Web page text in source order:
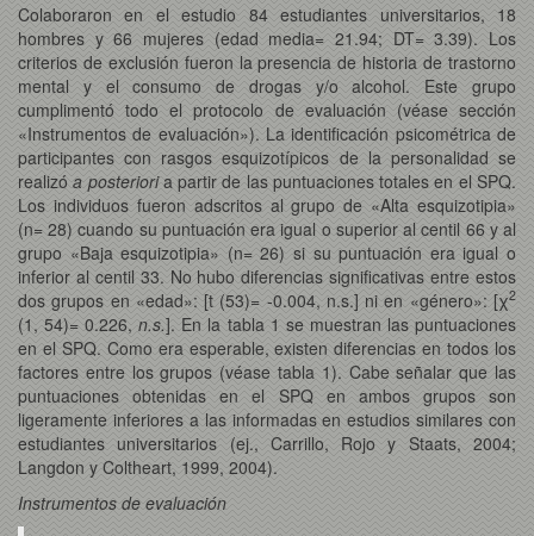
Colaboraron en el estudio 84 estudiantes universitarios, 18
hombres y 66 mujeres (edad media= 21.94; DT= 3.39). Los
criterios de exclusión fueron la presencia de historia de trastorno
mental y el consumo de drogas y/o alcohol. Este grupo
cumplimentó todo el protocolo de evaluación (véase sección
«Instrumentos de evaluación»). La identificación psicométrica de
participantes con rasgos esquizotípicos de la personalidad se
realizóa posterioria partir de las puntuaciones totales en el SPQ.
Los individuos fueron adscritos al grupo de «Alta esquizotipia»
(n= 28) cuando su puntuación era igual o superior al centil 66 y al
grupo «Baja esquizotipia» (n= 26) si su puntuación era igual o
inferior al centil 33. No hubo diferencias significativas entre estos
dos grupos en «edad»: [t (53)= -0.004, n.s.] ni en «género»: [χ2
(1, 54)= 0.226,n.s.]. En la tabla 1 se muestran las puntuaciones
en el SPQ. Como era esperable, existen diferencias en todos los
factores entre los grupos (véase tabla 1). Cabe señalar que las
puntuaciones obtenidas en el SPQ en ambos grupos son
ligeramente inferiores a las informadas en estudios similares con
estudiantes universitarios (ej., Carrillo, Rojo y Staats, 2004;
Langdon y Coltheart, 1999, 2004).
Instrumentos de evaluación